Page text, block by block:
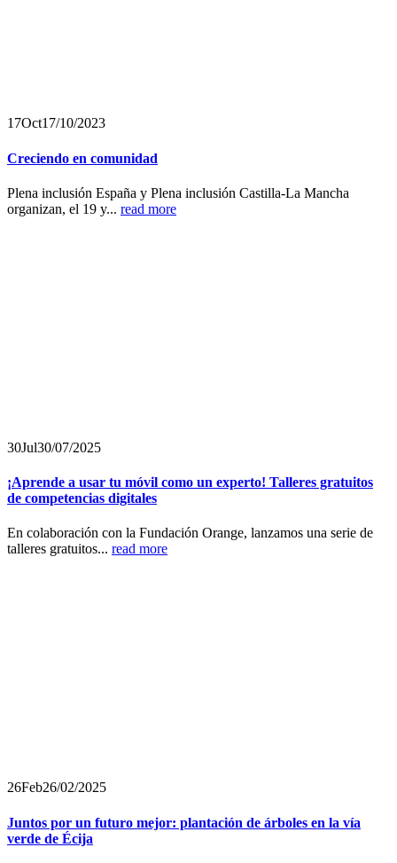
17Oct17/10/2023
Creciendo en comunidad
Plena inclusión España y Plena inclusión Castilla-La Mancha
organizan, el 19 y... read more
30Jul30/07/2025
¡Aprende a usar tu móvil como un experto! Talleres gratuitos
de competencias digitales
En colaboración con la Fundación Orange, lanzamos una serie de
talleres gratuitos... read more
26Feb26/02/2025
Juntos por un futuro mejor: plantación de árboles en la vía
verde de Écija